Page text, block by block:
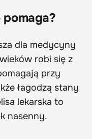
dla medycyny
robi się z
przy
łagodzą stany
lekarska to
nasenny.